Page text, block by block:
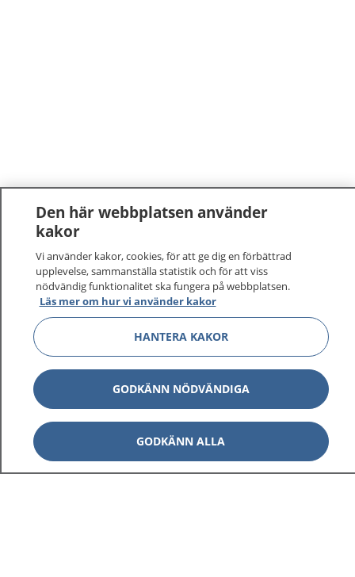
1177–tryggt om din hälsa och vård
På 1177.se får du råd om hälsa och information om
sjukdomar och vilka mottagningar du kan kontakta.
Logga in för att läsa din journal och göra dina
vårdärenden. Ring telefonnummer 1177 för
sjukvårdsrådgivning dygnet runt.
1177 ger dig råd när du vill må bättre.
Den här webbplatsen använder
kakor
Vi använder kakor, cookies, för att ge dig en förbättrad
upplevelse, sammanställa statistik och för att viss
nödvändig funktionalitet ska fungera på webbplatsen.
Läs mer om hur vi använder kakor
HANTERA KAKOR
GODKÄNN NÖDVÄNDIGA
GODKÄNN ALLA